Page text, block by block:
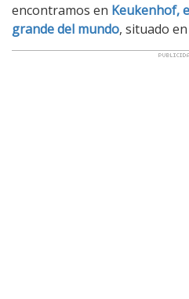
encontramos en Keukenhof,
grande del mundo, situado